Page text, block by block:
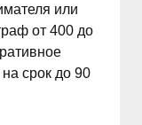
или
от 400 до
срок до 90